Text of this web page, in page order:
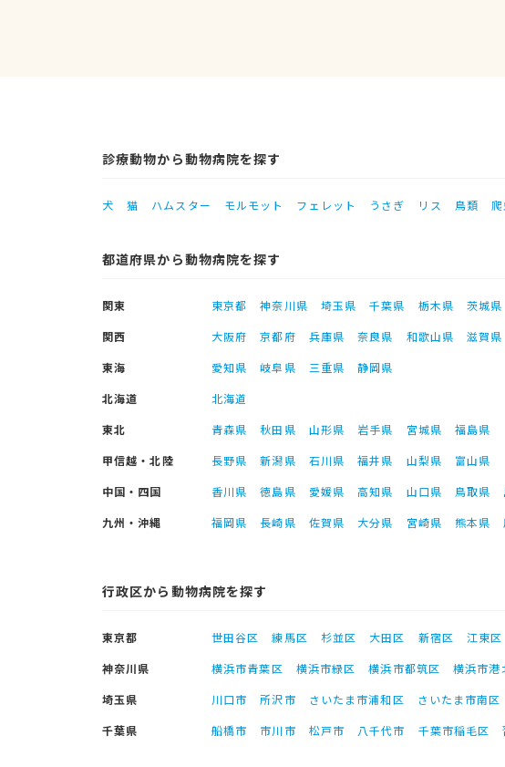
診療動物から動物病院を探す
犬 猫 ハムスター モルモット フェレット うさぎ リス 鳥類
都道府県から動物病院を探す
関東 東京都 神奈川県 埼玉県 千葉県 栃木県 茨城県
関西
大阪府 京都府 兵庫県 奈良県 和歌山県
滋賀県
東海
愛知県 岐阜県 三重県
静岡県
北海道
北海道
東北
青森県 秋田県 山形県 岩手県 宮城県
福島県
甲信越・北陸
長野県 新潟県 石川県 福井県 山梨県
富山県
中国・四国
香川県 徳島県 愛媛県 高知県 山口県 鳥取県
九州・沖縄
福岡県 長崎県 佐賀県 大分県 宮崎県 熊本県
行政区から動物病院を探す
東京都 世田谷区 練馬区 杉並区 大田区 新宿区 江東区
神奈川県
横浜市青葉区 横浜市緑区 横浜市都筑区 横浜市港
埼玉県
川口市 所沢市 さいたま市浦和区 さいたま市南区
千葉県
船橋市 市川市 松戸市 八千代市 千葉市稲毛区